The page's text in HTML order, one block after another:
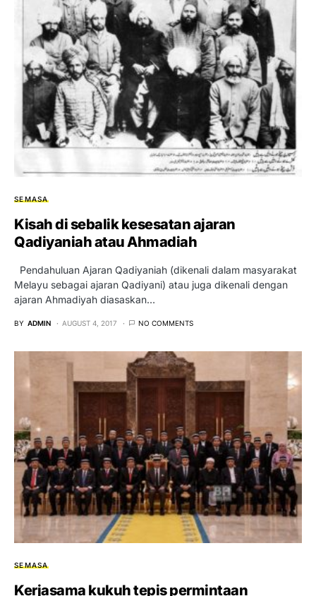
SEMASA
Kisah di sebalik kesesatan ajaran
Qadiyaniah atau Ahmadiah
Pendahuluan Ajaran Qadiyaniah (dikenali dalam masyarakat
Melayu sebagai ajaran Qadiyani) atau juga dikenali dengan
ajaran Ahmadiyah diasaskan…
BY ADMIN AUGUST 4, 2017 NO COMMENTS
SEMASA
Kerjasama kukuh tepis permintaan